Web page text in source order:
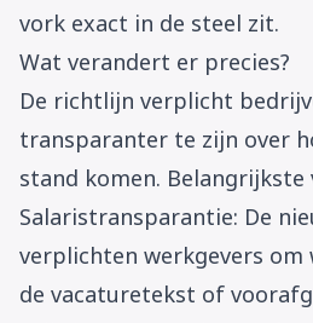
vork exact in de steel zit.
Wat verandert er precies?
De richtlijn verplicht
transparanter te zijn over
stand komen.
Salaristransparantie: De
verplichten werkgevers om
de vacaturetekst of